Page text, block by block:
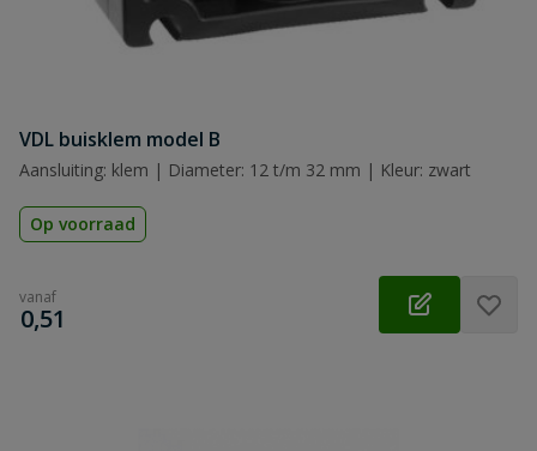
VDL buisklem model B
Aansluiting: klem | Diameter: 12 t/m 32 mm | Kleur: zwart
Op voorraad
vanaf
€
0,51